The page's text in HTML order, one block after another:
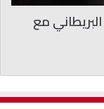
مع